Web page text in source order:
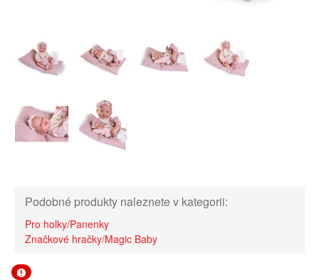
Podobné produkty naleznete v kategorii:
Pro holky/Panenky
Značkové hračky/Magic Baby